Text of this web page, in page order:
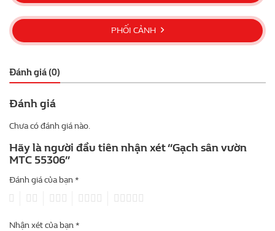
PHỐI CẢNH
Đánh giá (0)
Đánh giá
Chưa có đánh giá nào.
Hãy là người đầu tiên nhận xét “Gạch sân vườn
MTC 55306”
Đánh giá của bạn*
Nhận xét của bạn*